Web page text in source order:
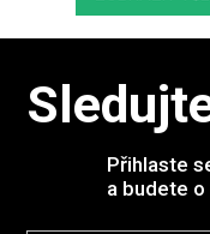
Přihlaste
a budete o